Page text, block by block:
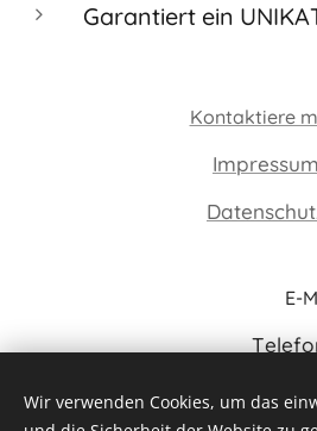
Garantiert ein
Kontaktiere
Impressum
E-
Karl-Schwaha-Straße 20,
Wir verwenden Cookies, um das